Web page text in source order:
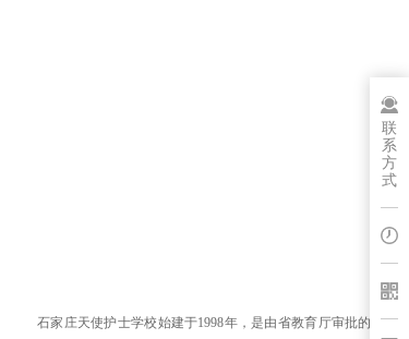
联
系
方
式
石家庄天使护士学校始建于1998年，是由省教育厅审批的一所